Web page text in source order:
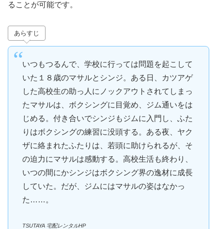
ることが可能です。
あらすじ
いつもつるんで、学校に行っては問題を起こして
いた１８歳のマサルとシンジ。ある日、カツアゲ
した高校生の助っ人にノックアウトされてしまっ
たマサルは、ボクシングに目覚め、ジム通いをは
じめる。付き合いでシンジもジムに入門し、ふた
りはボクシングの練習に没頭する。ある夜、ヤク
ザに絡まれたふたりは、若頭に助けられるが、そ
の迫力にマサルは感動する。高校生活も終わり、
いつの間にかシンジはボクシング界の逸材に成長
していた。だが、ジムにはマサルの姿はなかっ
た……。
TSUTAYA 宅配レンタルHP